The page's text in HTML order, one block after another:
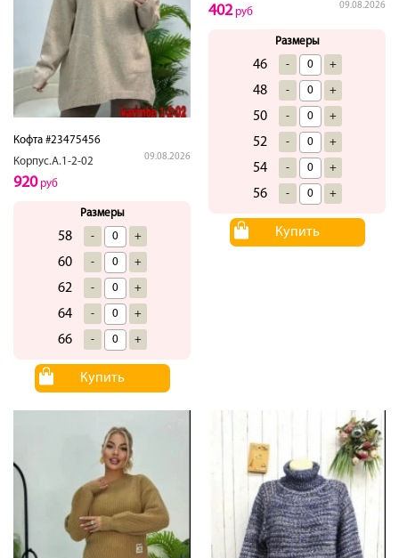
Кофта #23475456
Корпус.А.1-2-02
09.08.2026
920руб
Размеры
58 - +
60 - +
62 - +
64 - +
66 - +
Купить
09.08.2026
402руб
Размеры
46 - +
48 - +
50 - +
52 - +
54 - +
56 - +
Купить